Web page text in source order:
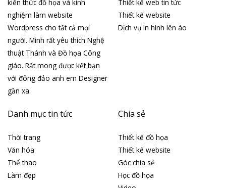
kiến thức đồ họa và kinh
nghiệm làm website
Wordpress cho tất cả mọi
người. Mình rất yêu thích Nghệ
thuật Thánh và Đồ họa Công
giáo. Rất mong được kết bạn
với đông đảo anh em Designer
gần xa.
Thiết kế web tin tức
Thiết kế website
Dịch vụ In hình lên áo
Danh mục tin tức
Thời trang
Văn hóa
Thể thao
Làm đẹp
Chia sẻ
Thiết kế đồ họa
Thiết kế website
Góc chia sẻ
Học đồ họa